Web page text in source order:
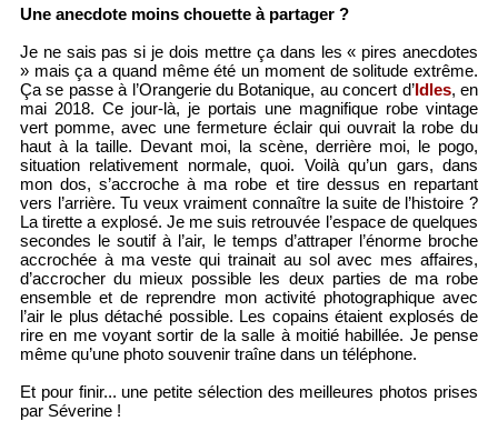
Une anecdote moins chouette à partager ?
Je ne sais pas si je dois mettre ça dans les « pires anecdotes
» mais ça a quand même été un moment de solitude extrême.
Ça se passe à l’Orangerie du Botanique, au concert d’Idles, en
mai 2018. Ce jour-là, je portais une magnifique robe vintage
vert pomme, avec une fermeture éclair qui ouvrait la robe du
haut à la taille. Devant moi, la scène, derrière moi, le pogo,
situation relativement normale, quoi. Voilà qu’un gars, dans
mon dos, s’accroche à ma robe et tire dessus en repartant
vers l’arrière. Tu veux vraiment connaître la suite de l’histoire ?
La tirette a explosé. Je me suis retrouvée l’espace de quelques
secondes le soutif à l’air, le temps d’attraper l’énorme broche
accrochée à ma veste qui trainait au sol avec mes affaires,
d’accrocher du mieux possible les deux parties de ma robe
ensemble et de reprendre mon activité photographique avec
l’air le plus détaché possible. Les copains étaient explosés de
rire en me voyant sortir de la salle à moitié habillée. Je pense
même qu’une photo souvenir traîne dans un téléphone.
Et pour finir... une petite sélection des meilleures photos prises
par Séverine !